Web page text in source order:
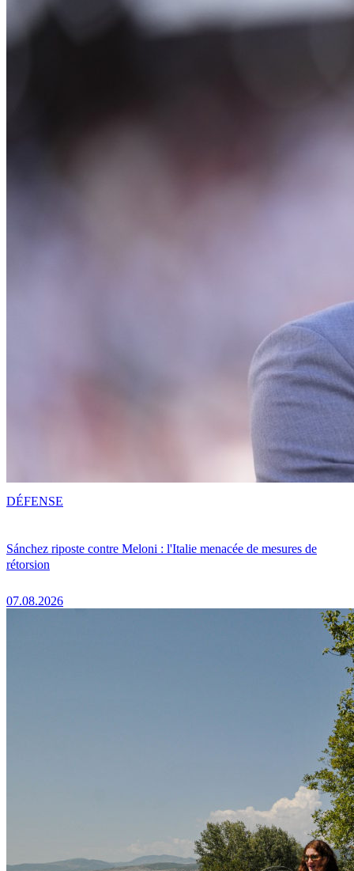
Sánchez riposte contre Meloni : l'Italie menacée de mesures de
rétorsion
07.08.2026
DÉFENSE